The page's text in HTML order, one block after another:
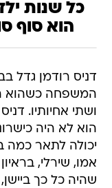
כל שנות
הוא סוף
דניס רודמן גדל
המשפחה כשהוא
ושתי אחיותיו.
הוא לא היה
יכולה לתאר כמה
אמו, שירלי,
שהיה כל כך